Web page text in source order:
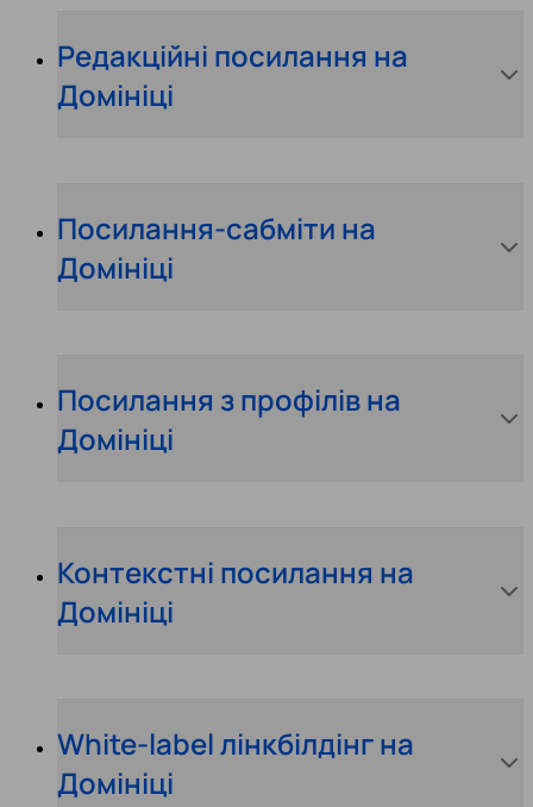
Редакційні посилання на
Домініці
Посилання-сабміти на
Домініці
Посилання з профілів на
Домініці
Контекстні посилання на
Домініці
White-label лінкбілдінг на
Домініці